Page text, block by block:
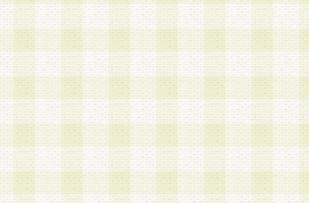
4.会員は、住所、電話番号その他の登録情報につ
合は、速やかに当社所定の変更手続きを行うもの
5.当社は、必要と認めた場合、会員に対して、電
手段により登録情報の対象者が会員登録者本人で
の内容が正確であること、アンケートの回答内容
うことができるものとます。
6.会員は、会員登録後当社が定期的に行う登録情
して、当社指定の期間内に更新手続きを行うもの
該期間内に更新手続きを行わない場合、その時点
発行したポイントは失効されるものとします。